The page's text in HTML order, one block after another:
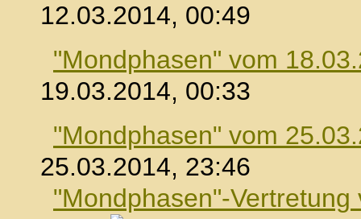
12.03.2014, 00:49
"Mondphasen" vom
19.03.2014, 00:33
"Mondphasen" vom
25.03.2014, 23:46
"Mondphasen"-